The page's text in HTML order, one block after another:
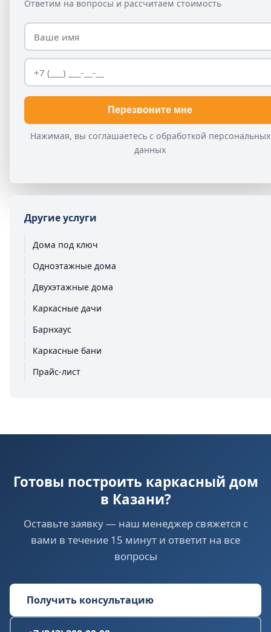
Ответим на вопросы и рассчитаем стоимость
Перезвоните мне
Нажимая, вы соглашаетесь с обработкой персональных
данных
Другие услуги
Дома под ключ
Одноэтажные дома
Двухэтажные дома
Каркасные дачи
Барнхаус
Каркасные бани
Прайс-лист
Готовы построить каркасный дом
в Казани?
Оставьте заявку — наш менеджер свяжется с
вами в течение 15 минут и ответит на все
вопросы
Получить консультацию